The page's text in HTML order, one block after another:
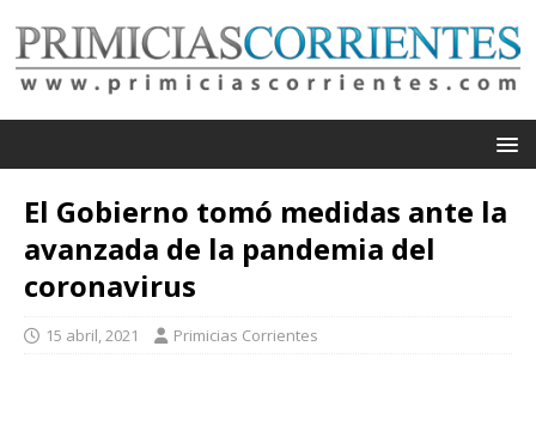
El Gobierno tomó medidas ante la
avanzada de la pandemia del
coronavirus
15 abril, 2021 Primicias Corrientes